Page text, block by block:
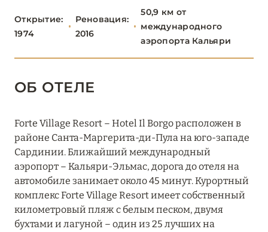
La Villa del Re
Villa Bellavista
CHIA LAGUNA RESORT
FORTE VILLAGE
Открытие:
1974
Реновация:
2016
50,9 км от
международного
аэропорта Кальяри
ОБ ОТЕЛЕ
Forte Village Resort – Hotel Il Borgo расположен в
районе Санта-Маргерита-ди-Пула на юго-западе
Сардинии. Ближайший международный
аэропорт – Кальяри-Эльмас, дорога до отеля на
автомобиле занимает около 45 минут. Курортный
комплекс Forte Village Resort имеет собственный
километровый пляж с белым песком, двумя
бухтами и лагуной – один из 25 лучших на